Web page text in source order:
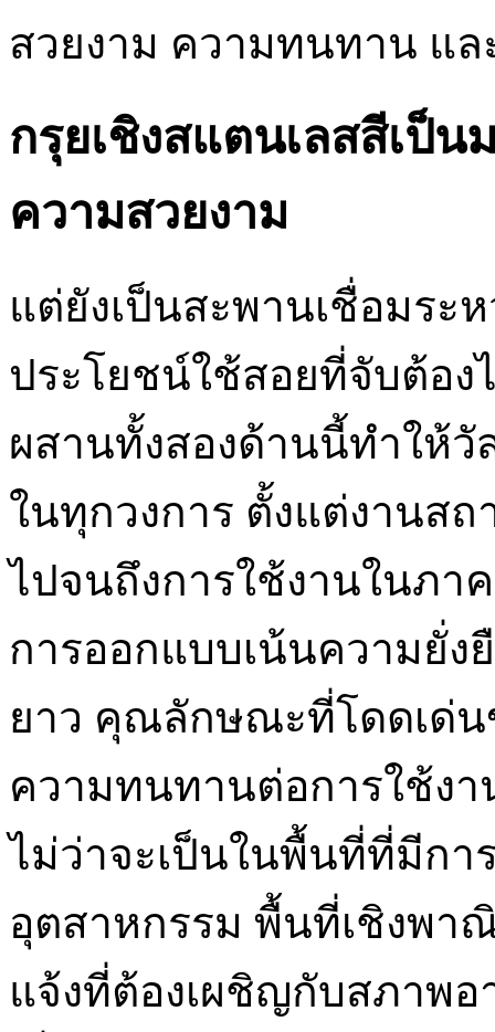
สวยงาม ความทนทาน แ
กรุยเชิงสแตนเลสสีเป็
ความสวยงาม
แต่ยังเป็นสะพานเชื่อมระ
ประโยชน์ใช้สอยที่จับต้อง
ผสานทั้งสองด้านนี้ทำให้
ในทุกวงการ ตั้งแต่งานส
ไปจนถึงการใช้งานในภา
การออกแบบเน้นความยั่ง
ยาว คุณลักษณะที่โดดเด่น
ความทนทานต่อการใช้ง
ไม่ว่าจะเป็นในพื้นที่ที่มีก
อุตสาหกรรม พื้นที่เชิงพา
แจ้งที่ต้องเผชิญกับสภาพอ